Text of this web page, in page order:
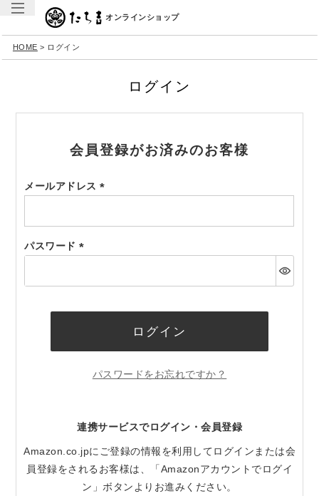
オンラインショップ
HOME ログイン
ログイン
会員登録がお済みのお客様
メールアドレス
須)
パスワード
須)
ログイン
パスワードをお忘れですか？
連携サービスでログイン・会員登録
Amazon.co.jpにご登録の情報を利用してログインまたは会
員登録をされるお客様は、「Amazonアカウントでログイ
ン」ボタンよりお進みください。